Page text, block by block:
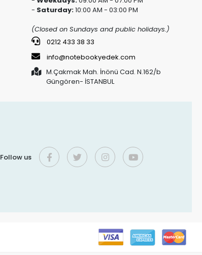
- Saturday:10:00 AM - 03:00 PM
(Closed on Sundays and public holidays.)
0212 433 38 33
info@notebookyedek.com
M.Çakmak Mah. İnönü Cad. N.162/b
Güngören- İSTANBUL
Follow us